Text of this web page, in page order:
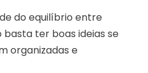
do equilíbrio entre
ter boas ideias se
organizadas e